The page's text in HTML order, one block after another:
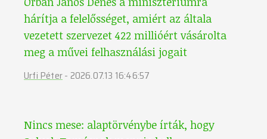
hárítja a felelősséget, amiért az általa
vezetett szervezet 422 millióért vásárolta
meg a művei felhasználási jogait
Urfi Péter- 2026.07.13 16:46:57
Nincs mese: alaptörvénybe írták, hogy